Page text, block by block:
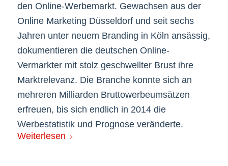
den Online-Werbemarkt. Gewachsen aus der
Online Marketing Düsseldorf und seit sechs
Jahren unter neuem Branding in Köln ansässig,
dokumentieren die deutschen Online-
Vermarkter mit stolz geschwellter Brust ihre
Marktrelevanz. Die Branche konnte sich an
mehreren Milliarden Bruttowerbeumsätzen
erfreuen, bis sich endlich in 2014 die
Werbestatistik und Prognose veränderte.
Weiterlesen